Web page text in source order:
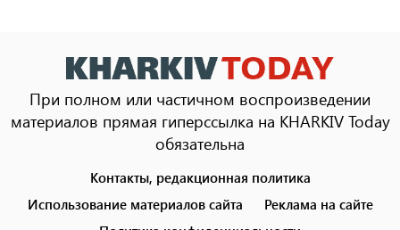
При полном или частичном воспроизведении
материалов прямая гиперссылка на KHARKIV Today
обязательна
menu
Контакты, редакционная политика
Использование материалов сайта
Реклама на сайте